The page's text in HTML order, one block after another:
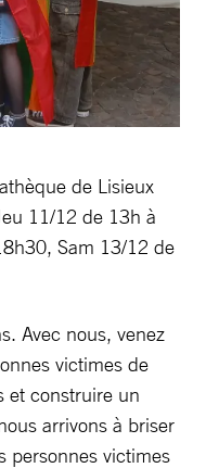
de Lisieux
11/12 de 13h à
Sam 13/12 de
Avec nous, venez
victimes de
et construire un
arrivons à briser
personnes victimes